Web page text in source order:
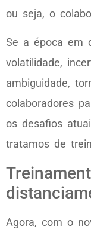
ou seja, o
Se a época em
volatilidade,
ambiguidade,
colaboradores
os desafios
tratamos de
Agora, com o